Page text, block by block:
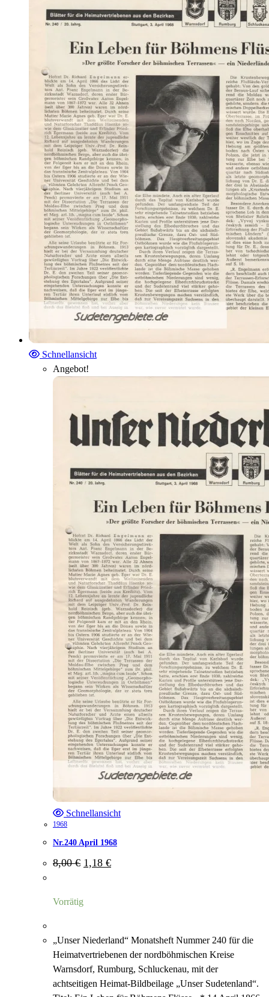
Schnellansicht
Angebot!
Schnellansicht
1968
Nr.240 April 1968
8,00€ Ursprünglicher
Preis
1,18 €Aktueller
Preis
Vorrätig
„Unser Niederland“ Monatsheft Nummer 240 für die
Heimatvertriebenen der nordböhmischen Kreise
Warnsdorf, Rumburg, Schluckenau, mit der
achtseitigen Heimat-Bildbeilage „Unser Sudetenland“.